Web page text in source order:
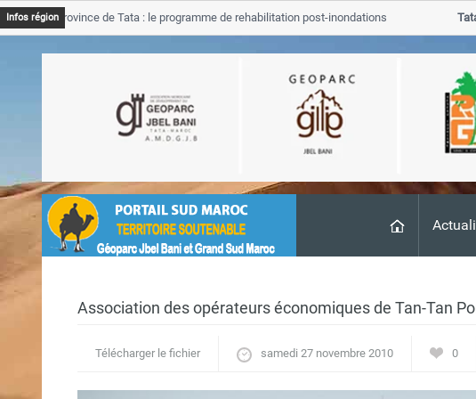
Infos régionProvince de Tata : le programme de rehabilitation post-inondations
Tata
Association des opérateurs économiques de Tan-Tan
Télécharger le fichier samedi 27 novembre 2010 0